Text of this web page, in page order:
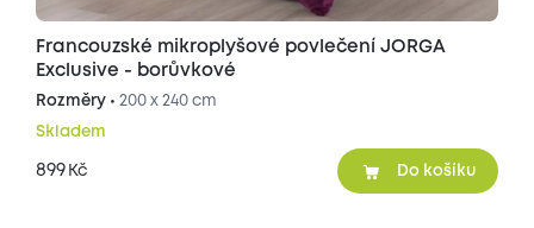
Francouzské mikroplyšové povlečení JORGA
Exclusive - borůvkové
Rozměry • 200 x 240 cm
Skladem
899 Kč Do košíku